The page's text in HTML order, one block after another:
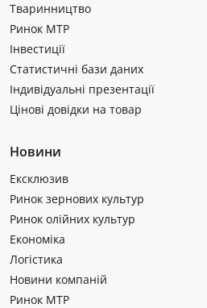
Тваринництво
Ринок МТР
Інвестиції
Статистичні бази даних
Індивідуальні презентації
Цінові довідки на товар
Новини
Ексклюзив
Ринок зернових культур
Ринок олійних культур
Економіка
Логістика
Новини компаній
Ринок МТР